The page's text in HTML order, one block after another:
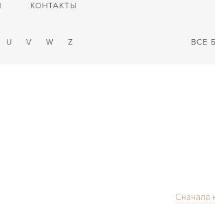
КОНТАКТЫ
U V W Z ВСЕ
Сначала